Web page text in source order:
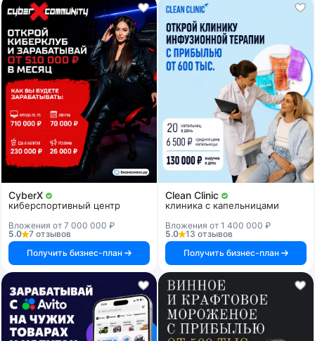
CyberX
киберспортивный центр
Вложения от 7 000 000 ₽
5.0
7 отзывов
Получить бизнес-план
Clean Clinic
клиника с капельницами
Вложения от 1 400 000 ₽
5.0
13 отзывов
Получить бизнес-план